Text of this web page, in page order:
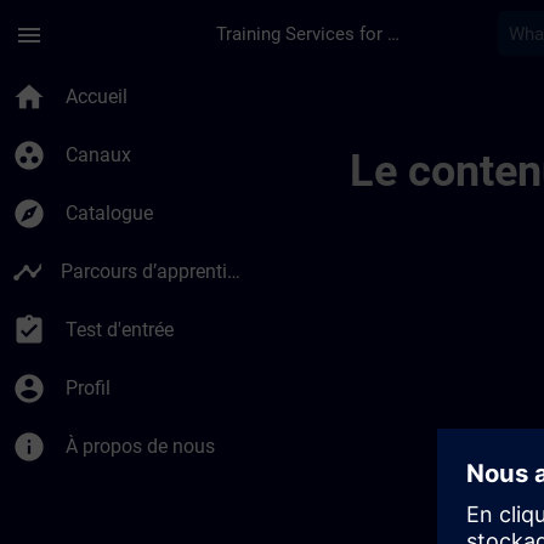
menu Training Services for Digital Industries
home Accueil
group_work Canaux
explore Catalogue
timeline Parcours d’apprentissage
assignment_turned_in Test d'entrée
account_circle Profil
info À propos de nous
Le